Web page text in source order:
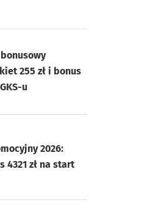
255 zł i bonus
u
2026:
4321 zł na start